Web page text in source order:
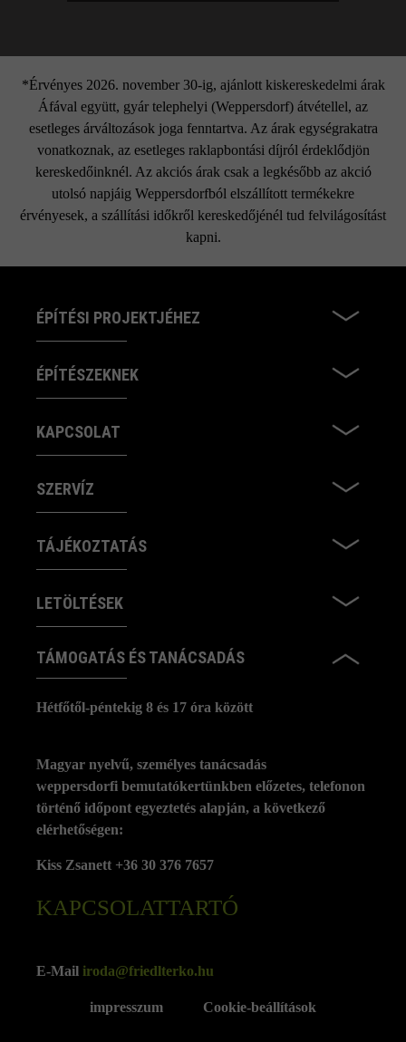
*Érvényes 2026. november 30-ig, ajánlott kiskereskedelmi árak
Áfával együtt, gyár telephelyi (Weppersdorf) átvétellel, az
esetleges árváltozások joga fenntartva. Az árak egységrakatra
vonatkoznak, az esetleges raklapbontási díjról érdeklődjön
kereskedőinknél. Az akciós árak csak a legkésőbb az akció
utolsó napjáig Weppersdorfból elszállított termékekre
érvényesek, a szállítási időkről kereskedőjénél tud felvilágosítást
kapni.
ÉPÍTÉSI PROJEKTJÉHEZ
ÉPÍTÉSZEKNEK
KAPCSOLAT
SZERVÍZ
TÁJÉKOZTATÁS
LETÖLTÉSEK
TÁMOGATÁS ÉS TANÁCSADÁS
Hétfőtől-péntekig 8 és 17 óra között
KAPCSOLATTARTÓ
Magyar nyelvű, személyes tanácsadás
weppersdorfi bemutatókertünkben előzetes, telefonon
történő időpont egyeztetés alapján, a következő
elérhetőségen:
Kiss Zsanett +36 30 376 7657
E-Mail iroda@friedlterko.hu
impresszum Cookie-beállítások